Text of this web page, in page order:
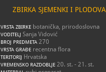
ZBIRKA SJEMENKI I PLODOVA
VRSTA ZBIRKE botanička, prirodoslovna
VODITELJ Sanja Vidović
BROJ PREDMETA 270
VRSTA GRAĐE recentna flora
TERITORIJ Hrvatska
VREMENSKO RAZDOBLJE 20. st. - 21. st.